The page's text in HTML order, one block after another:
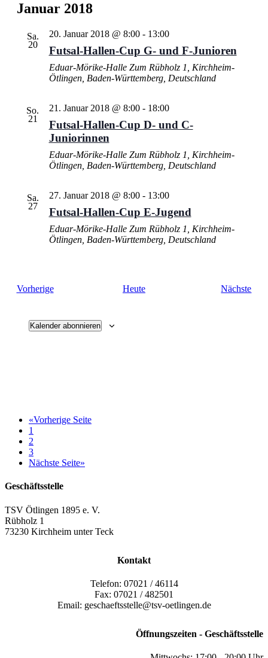
Januar 2018
Sa.
20
20. Januar 2018 @ 8:00- 13:00
Futsal-Hallen-Cup G- und F-Junioren
Eduar-Mörike-Halle Zum Rübholz 1, Kirchheim-
Ötlingen, Baden-Württemberg, Deutschland
So.
21
21. Januar 2018 @ 8:00- 18:00
Futsal-Hallen-Cup D- und C-
Juniorinnen
Eduar-Mörike-Halle Zum Rübholz 1, Kirchheim-
Ötlingen, Baden-Württemberg, Deutschland
Sa.
27
27. Januar 2018 @ 8:00- 13:00
Futsal-Hallen-Cup E-Jugend
Eduar-Mörike-Halle Zum Rübholz 1, Kirchheim-
Ötlingen, Baden-Württemberg, Deutschland
VorherigeVeranstaltungen Heute Nächste
Kalender abonnieren
«Vorherige Seite
1
2
3
Nächste Seite»
Geschäftsstelle
TSV Ötlingen 1895 e. V.
Rübholz 1
73230 Kirchheim unter Teck
Kontakt
Telefon: 07021 / 46114
Fax: 07021 / 482501
Email: geschaeftsstelle@tsv-oetlingen.de
Öffnungszeiten - Geschäftsstelle